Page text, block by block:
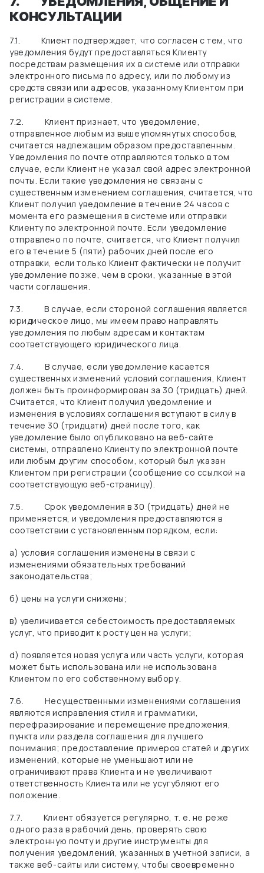
КОНСУЛЬТАЦИИ
7.1.
Клиент подтверждает, что согласен с тем, что
уведомления будутпредоставляться Клиенту
посредствам размещения их в системе или отправки
электронного письма по адресу, или по любому из
средств связи или адресов, указанному Клиентом при
регистрации в системе.
7.2.
Клиент признает, что уведомление,
отправленное любым извышеупомянутых способов,
считается надлежащим образом предоставленным.
Уведомления по почте отправляются только в том
случае, если Клиент не указал свой адрес электронной
почты. Если такие уведомления не связаны с
существенным изменением соглашения, считается, что
Клиент получил уведомление в течение 24 часов с
момента его размещения в системе или отправки
Клиенту по электронной почте. Если уведомление
отправлено по почте, считается, что Клиент получил
его в течение 5 (пяти) рабочих дней после его
отправки, если только Клиент фактически не получит
уведомление позже, чем в сроки, указанные в этой
части соглашения.
7.3.
В случае, если стороной соглашения является
юридическое лицо, мы имеем право направлять
уведомления по любым адресам и контактам
соответствующего юридического лица.
7.4.
В случае, если уведомление касается
существенных изменений условий соглашения, Клиент
должен быть проинформирован за 30 (тридцать) дней.
Считается, что Клиент получил уведомление и
изменения в условиях соглашения вступают в силу в
течение 30 (тридцати) дней после того, как
уведомление было опубликовано на веб-сайте
системы, отправлено Клиенту по электронной почте
или любым другим способом, который был указан
Клиентом при регистрации (сообщение со ссылкой на
соответствующую веб-страницу).
7.5.
Срок уведомления в 30 (тридцать) дней не
применяется, и уведомления предоставляются в
соответствии с установленным порядком, если:
а) условия соглашения изменены в связи с
изменениями обязательных требований
законодательства;
б) цены на услуги снижены;
в) увеличивается себестоимость предоставляемых
услуг, что приводит к росту цен на услуги;
d) появляется новая услуга или часть услуги, которая
может быть использована или не использована
Клиентом по его собственному выбору.
7.6.
Несущественными изменениями соглашения
являются исправления стиля и грамматики,
перефразирование и перемещение предложения,
пункта или раздела соглашения для лучшего
понимания; предоставление примеров статей и других
изменений, которые не уменьшают или не
ограничивают права Клиента и не увеличивают
ответственность Клиента или не усугубляют его
положение.
7.7.
Клиент обязуется регулярно, т. е. не реже
одного раза в рабочий день, проверять свою
электронную почту и другие инструменты для
получения уведомлений, указанных в учетной записи, а
также веб-сайты или систему, чтобы своевременно